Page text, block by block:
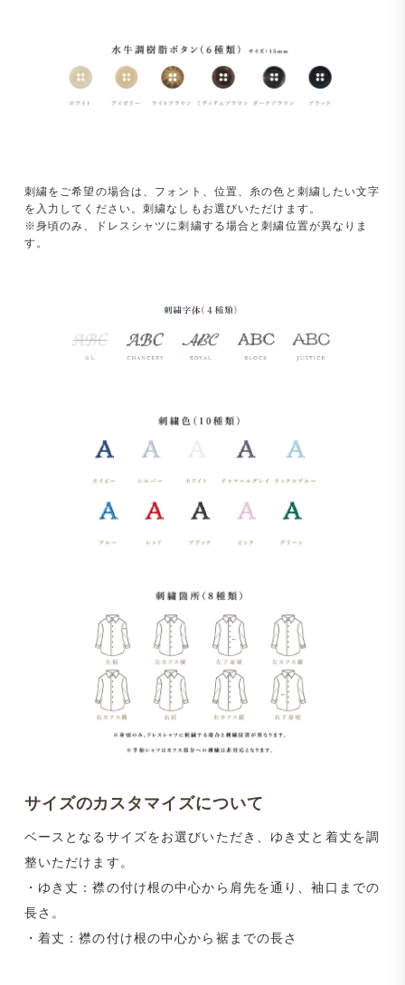
刺繍をご希望の場合は、フォント、位置、糸の色と刺繍したい文字
を入力してください。刺繍なしもお選びいただけます。
※身頃のみ、ドレスシャツに刺繍する場合と刺繍位置が異なりま
す。
サイズのカスタマイズについて
ベースとなるサイズをお選びいただき、ゆき丈と着丈を調
整いただけます。
・ゆき丈：襟の付け根の中心から肩先を通り、袖口までの
長さ。
・着丈：襟の付け根の中心から裾までの長さ